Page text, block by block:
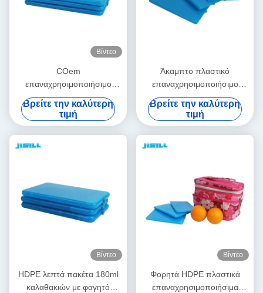
Βίντεο
COem
επαναχρησιμοποιήσιμο
πακέτο πάγου τούβλου
πάγου μεσημεριανού
γεύματος πιό ψυχρό
εξαιρετικά λεπτό με την ψύξη
του πηκτώματος
Βρείτε την καλύτερη
τιμή
Άκαμπτο πλαστικό
επαναχρησιμοποιήσιμο
εξαιρετικά λεπτό πακέτο
ψυκτήρων καλαθακιών με
φαγητό πακέτων πάγου
πηκτωμάτων βαθμού
Βρείτε την καλύτερη
τιμή
Βίντεο
HDPE λεπτά πακέτα 180ml
καλαθακιών με φαγητό
Βίντεο
Φορητά HDPE πλαστικά
επαναχρησιμοποιήσιμα